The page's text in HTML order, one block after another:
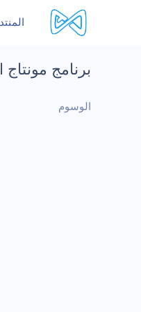
برنامج مونتاج
الوسوم